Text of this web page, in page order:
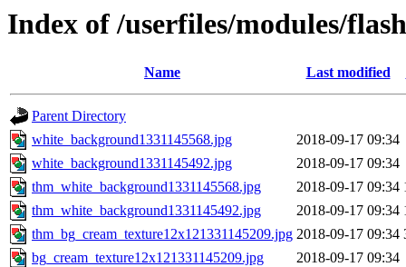
Index of /userfiles/modules/
Name Last modified
Parent Directory
white_background1331145568.jpg
2018-09-17 09:34
white_background1331145492.jpg
2018-09-17 09:34
thm_white_background1331145568.jpg
2018-09-17 09:34
thm_white_background1331145492.jpg
2018-09-17 09:34
thm_bg_cream_texture12x121331145209.jpg 2018-09-17 09:34
bg_cream_texture12x121331145209.jpg
2018-09-17 09:34